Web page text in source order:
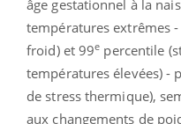
âge gestationnel à la
températures extrêmes -
froid)et 99e percentile
températures élevées) -
de stress thermique),
aux changements de